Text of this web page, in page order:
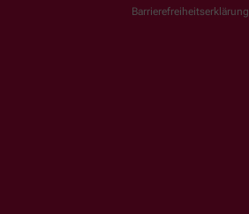
Barrierefreiheitserklärung